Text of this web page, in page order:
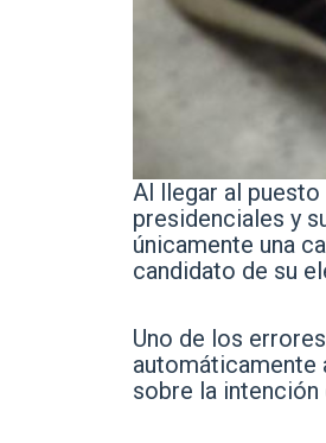
Al llegar al
presidenciales y
únicamente una
candidato de su
Uno de los
automáticamente
sobre la